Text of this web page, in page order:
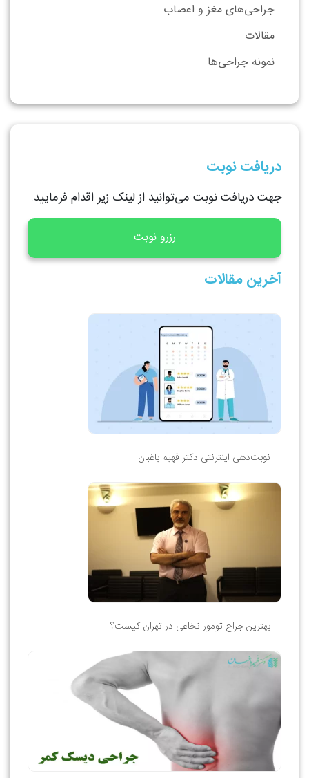
جراحی‌های مغز و اعصاب
مقالات
نمونه جراحی‌ها
دریافت نوبت
جهت دریافت نوبت می‌توانید از لینک زیر اقدام فرمایید.
رزرو نوبت
آخرین مقالات
نوبت‌دهی اینترنتی دکتر فهیم باغبان
بهترین جراح تومور نخاعی در تهران کیست؟